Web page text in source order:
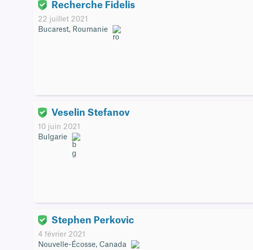
Recherche Fidelis
22 juillet 2021
Bucarest, Roumanie
Veselin Stefanov
10 juin 2021
Bulgarie
Stephen Perkovic
4 février 2021
Nouvelle-Écosse, Canada